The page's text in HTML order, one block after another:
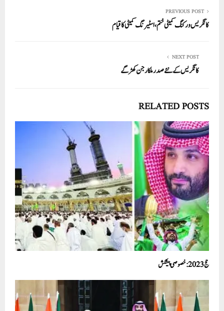
A
pp
ok
r
In PREVIOUS POST
کانگریس ورکنگ کمیٹی ختم، اسٹیرنگ کمیٹی کا قیام
NEXT POST
کانگریس کے نئے صدر ملکا رجن کھڑگے
RELATED POSTS
حج2023: خصوصی پیشکش